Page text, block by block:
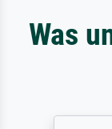
Was